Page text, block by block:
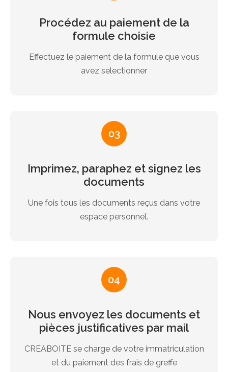
Procédez au paiement de la
formule choisie
Effectuez le paiement de la formule que vous
avez selectionner
03
Imprimez, paraphez et signez les
documents
Une fois tous les documents reçus dans votre
espace personnel.
04
Nous envoyez les documents et
pièces justificatives par mail
CREABOITE se charge de votre immatriculation
et du paiement des frais de greffe